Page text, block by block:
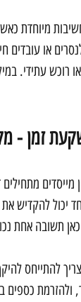
מיוחדת
או עובדים
רוכש עתידי.
זמן -
מייסדים
יכול להקדיש
כאן תשובה אחת
צריך להתייחס
כספים